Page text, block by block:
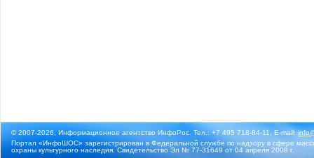
© 2007-2026, Информационное агентство ИнфоРос. Тел.: +7 495 718-84-11, E-mail:
Портал «ИнфоШОС» зарегистрирован в Федеральной службе по надзору в сфере
охраны культурного наследия. Свидетельство Эл № 77-31649 от 04 апреля 2008 г.